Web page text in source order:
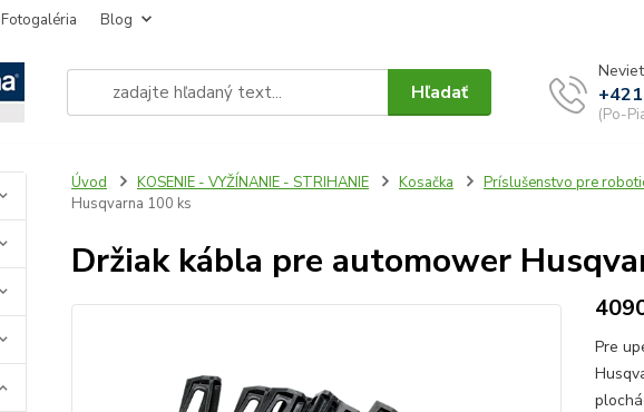
Fotogaléria Blog
Hľadať
(Po-
Úvod KOSENIE - VYŽÍNANIE - STRIHANIE Kosačka
Príslušenstvo pre
Husqvarna 100 ks
Držiak kábla pre automower
Pre